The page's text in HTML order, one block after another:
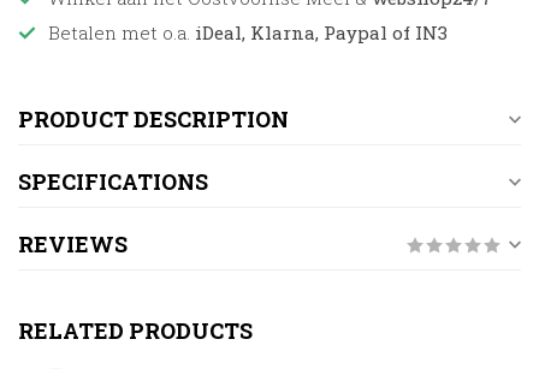
Betalen met o.a. iDeal, Klarna, Paypal of IN3
PRODUCT DESCRIPTION
SPECIFICATIONS
REVIEWS
RELATED PRODUCTS